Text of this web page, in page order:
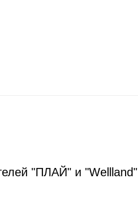
"ПЛАЙ" и "Wellland"